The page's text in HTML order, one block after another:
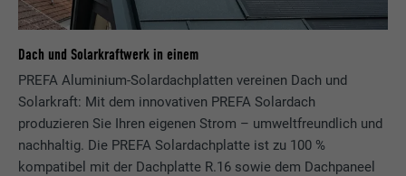
Dach und Solarkraftwerk in einem
PREFA Aluminium-Solardachplatten vereinen Dach und
Solarkraft: Mit dem innovativen PREFA Solardach
produzieren Sie Ihren eigenen Strom – umweltfreundlich und
nachhaltig. Die PREFA Solardachplatte ist zu 100 %
kompatibel mit der Dachplatte R.16 sowie dem Dachpaneel